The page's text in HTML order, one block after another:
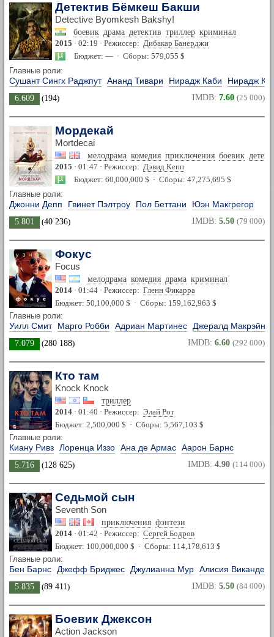
Детектив Бёмкеш Бакши
Detective Byomkesh Bakshy!
боевик драма детектив триллер криминал
2015 · 02:19 · Режиссер: Дибакар Банерджи
Бюджет: — · Сборы: 579,055 $
Главные роли:
Сушант Сингх Раджпут Ананд Тивари Нирадж Каби Нирадж
6.609 (194) IMDB: 7.60 (25 000)
Мордекай
Mortdecai
мелодрама комедия приключения боевик
2015 · 01:47 · Режиссер: Дэвид Кепп
Бюджет: 60,000,000 $ · Сборы: 47,275,695 $
Главные роли:
Джонни Депп Гвинет Пэлтроу Пол Беттани Юэн Макгрегор
5.801 (40 236) IMDB: 5.50 (79 000)
Фокус
Focus
мелодрама комедия драма криминал
2014 · 01:44 · Режиссер: Гленн Фикарра
Бюджет: 50,100,000 $ · Сборы: 159,162,963 $
Главные роли:
Уилл Смит Марго Робби Адриан Мартинес Джералд Макрэйни
7.079 (280 188) IMDB: 6.60 (292 000)
Кто там
Knock Knock
триллер
2014 · 01:40 · Режиссер: Элай Рот
Бюджет: 2,500,000 $ · Сборы: 5,567,103 $
Главные роли:
Киану Ривз Лоренца Иззо Ана де Армас Аарон Барнс
5.716 (128 625) IMDB: 4.90 (114 000)
Седьмой сын
Seventh Son
приключения фэнтези
2014 · 01:42 · Режиссер: Сергей Бодров
Бюджет: 100,000,000 $ · Сборы: 114,178,613 $
Главные роли:
Бен Барнс Джефф Бриджес Джулианна Мур Алисия Викандер
5.835 (89 411) IMDB: 5.50 (84 000)
Боевик Джексон
Action Jackson